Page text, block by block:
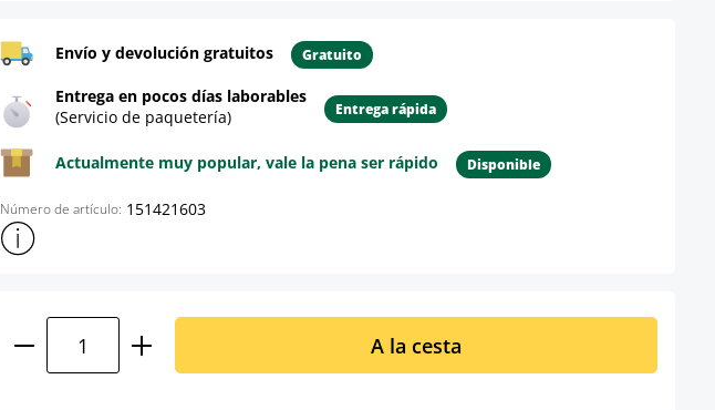
Envío y devolución gratuitos Gratuito
Entrega en pocos días laborables
(Servicio de paquetería)
Entrega rápida
Actualmente muy popular, vale la pena ser rápido Disponible
Número de artículo: 151421603
Mostrar más información sobre el producto
Cantidad del producto: introduce la cantidad deseada o
A la cesta